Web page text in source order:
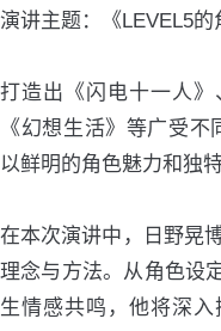
演讲主题：《LEVEL5的
打造出《闪电十一人》
《幻想生活》等广受
以鲜明的角色魅力和独
在本次演讲中，日野晃
理念与方法。从角色设
生情感共鸣，他将深